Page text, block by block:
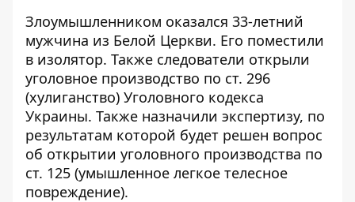
Злоумышленником оказался 33-летний
мужчина из Белой Церкви. Его поместили
в изолятор. Также следователи открыли
уголовное производство по ст. 296
(хулиганство) Уголовного кодекса
Украины. Также назначили экспертизу, по
результатам которой будет решен вопрос
об открытии уголовного производства по
ст. 125 (умышленное легкое телесное
повреждение).